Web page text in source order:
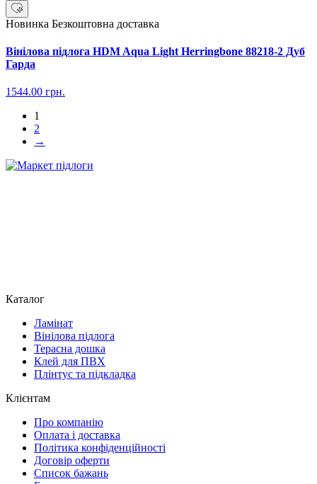
Новинка Безкоштовна доставка
Вінілова підлога HDM Aqua Light Herringbone 88218-2 Дуб
Гарда
1544.00 грн.
1
2
→
Каталог
Ламінат
Вінілова підлога
Терасна дошка
Клей для ПВХ
Плінтус та підкладка
Клієнтам
Про компанію
Оплата і доставка
Політика конфіденційності
Договір оферти
Список бажань